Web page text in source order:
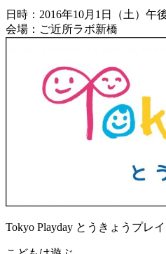
日時：2016年10月1日（土）午
会場：ご近所ラボ新橋
Tokyo Playday とうきょうプレ